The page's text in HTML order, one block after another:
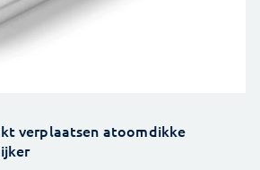
verplaatsen atoomdikke